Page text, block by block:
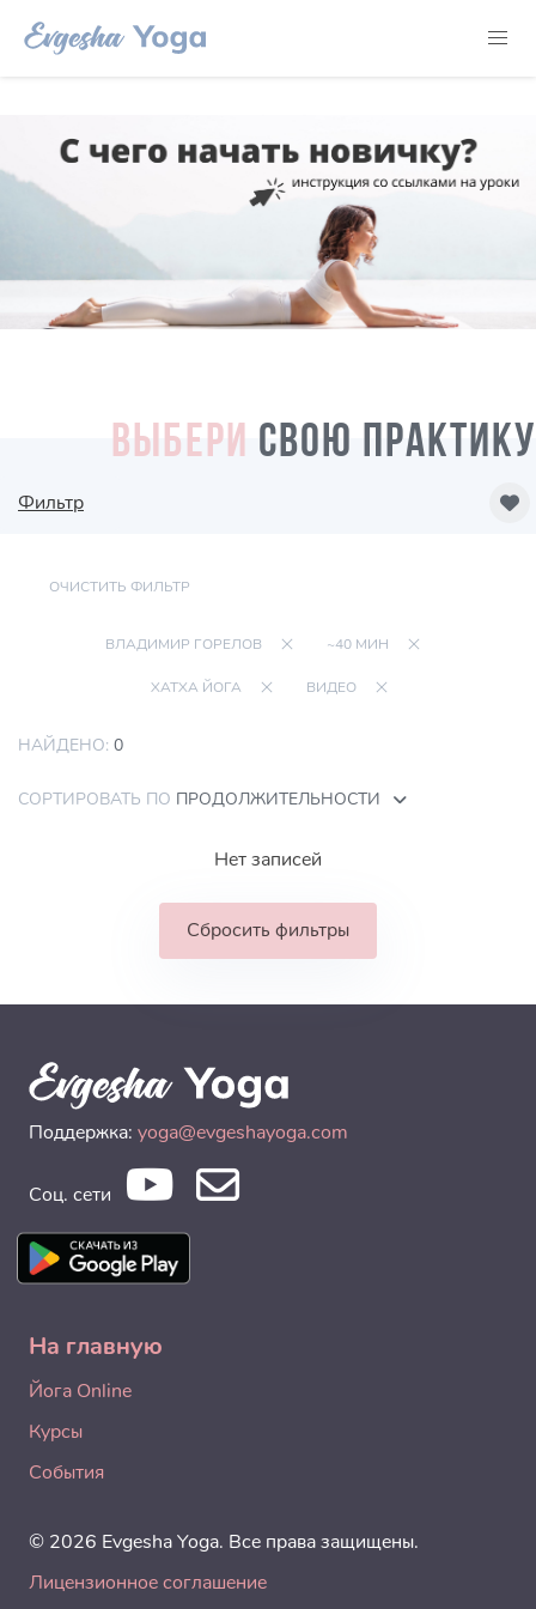
ВЫБЕРИ СВОЮ ПРАКТИКУ
Фильтр
ОЧИСТИТЬ ФИЛЬТР
ВЛАДИМИР ГОРЕЛОВ ~40 МИН
ХАТХА ЙОГА ВИДЕО
НАЙДЕНО: 0
СОРТИРОВАТЬ ПО ПРОДОЛЖИТЕЛЬНОСТИ
Нет записей
Сбросить фильтры
Поддержка: yoga@evgeshayoga.com
Соц. сети
На главную
Йога Online
Курсы
События
© 2026 Evgesha Yoga. Все права защищены.
Лицензионное соглашение